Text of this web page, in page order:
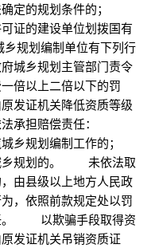
确定的规划条件的；
证的建设单位划拨国有
划编制单位有下列行
城乡规划主管部门责令
倍以上二倍以下的罚
发证机关降低资质等级
法承担赔偿责任：
乡规划编制工作的；
乡规划的。 未依法取
由县级以上地方人民政
，依照前款规定处以罚
。 以欺骗手段取得资
发证机关吊销资质证